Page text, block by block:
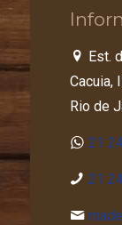
Est.
Cacuia,
Rio de
21
21